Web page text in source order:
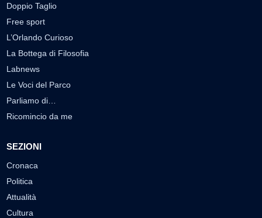
Doppio Taglio
Free sport
L’Orlando Curioso
La Bottega di Filosofia
Labnews
Le Voci del Parco
Parliamo di…
Ricomincio da me
SEZIONI
Cronaca
Politica
Attualità
Cultura